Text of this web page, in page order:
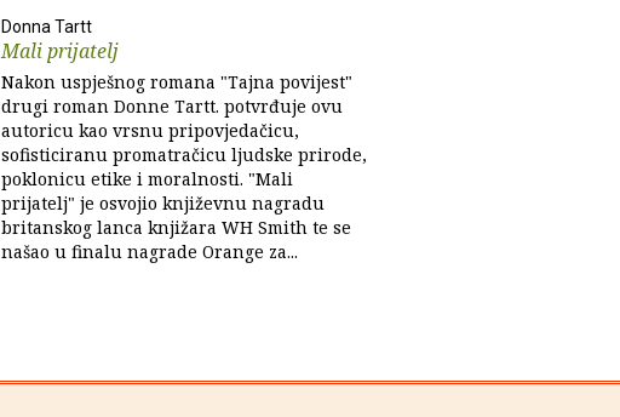
Donna Tartt
Mali prijatelj
Nakon uspješnog romana "Tajna povijest"
drugi roman Donne Tartt. potvrđuje ovu
autoricu kao vrsnu pripovjedačicu,
sofisticiranu promatračicu ljudske prirode,
poklonicu etike i moralnosti. "Mali
prijatelj" je osvojio književnu nagradu
britanskog lanca knjižara WH Smith te se
našao u finalu nagrade Orange za...